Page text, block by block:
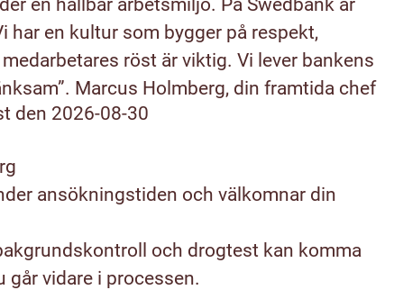
en hållbar arbetsmiljö. På Swedbank är
har en kultur som bygger på respekt,
röst är viktig. Vi lever bankens
Marcus Holmberg, din framtida chef
den 2026-08-30
ansökningstiden och välkomnar din
och drogtest kan komma
går vidare i processen.